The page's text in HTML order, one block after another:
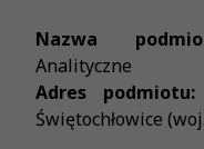
Nazwa
Analityczne
Adres podmiotu:
Świętochłowice